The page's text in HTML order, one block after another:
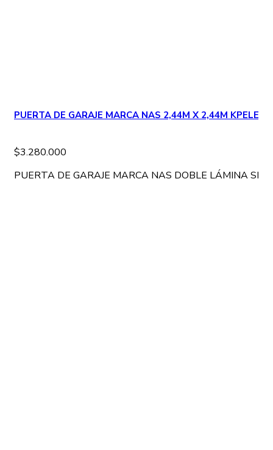
PUERTA DE GARAJE MARCA NAS 2,44M X 2,44M
$3.280.000
PUERTA DE GARAJE MARCA NAS DOBLE LÁMINA